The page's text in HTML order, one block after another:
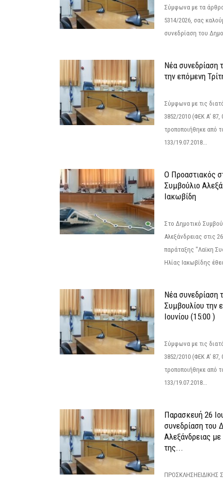
Σύμφωνα με τα
5314/2026, σας
συνεδρίαση του
Νέα συνεδρίαση
την επόμενη
Σύμφωνα με τις
3852/2010 (ΦΕΚ Α’ 87,
τροποποιήθηκε από
133/19.07.2018...
Ο Προαστιακός
Συμβούλιο
Ιακωβίδη
Στο Δημοτικό
Αλεξάνδρειας στις
παράταξης "Λαϊκη
Ηλίας Ιακωβίδης
Νέα συνεδρίαση
Συμβουλίου την
Ιουνίου (15:00 )
Σύμφωνα με τις
3852/2010 (ΦΕΚ Α’ 87,
τροποποιήθηκε από
133/19.07.2018...
Παρασκευή 26
συνεδρίαση του
Αλεξάνδρειας
της...
ΠΡΟΣΚΛΗΣΗΕΙΔΙΚΗΣ